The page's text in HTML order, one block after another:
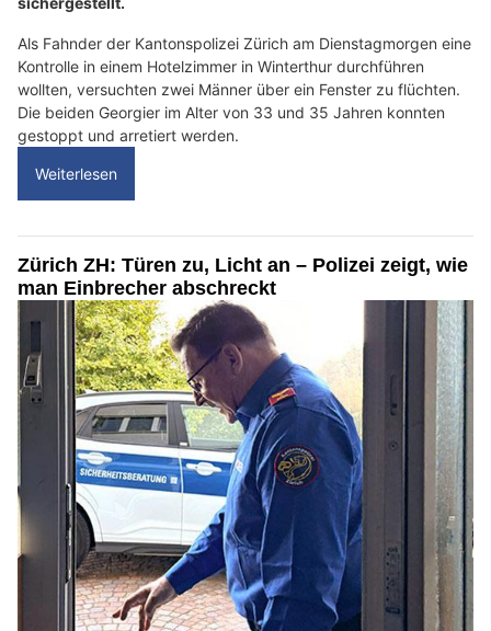
Als Fahnder der Kantonspolizei Zürich am Dienstagmorgen eine
Kontrolle in einem Hotelzimmer in Winterthur durchführen
wollten, versuchten zwei Männer über ein Fenster zu flüchten.
Die beiden Georgier im Alter von 33 und 35 Jahren konnten
gestoppt und arretiert werden.
Weiterlesen
Zürich ZH: Türen zu, Licht an – Polizei zeigt, wie
man Einbrecher abschreckt